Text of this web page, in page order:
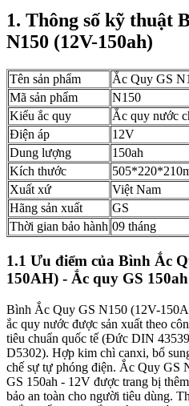
1. Thông số kỹ thuật
N150 (12V-150ah)
Tên sản phẩm
Ắc Quy GS
Mã sản phẩm
N150
Kiểu ắc quy
Ắc quy nước
Điện áp
12V
Dung lượng
150ah
Kích thước
Xuất xứ
Việt Nam
Hãng sản xuất
GS
Thời gian bảo hành 09 tháng
1.1 Ưu điểm của Bình Ắc
150AH) - Ắc quy GS
Bình Ắc Quy GS N150 (12V-
ắc quy nước được sản xuất theo
tiêu chuẩn quốc tế (Đức DIN
D5302). Hợp kim chì canxi, bổ
chế sự tự phóng điện. Ắc Quy
GS 150ah - 12V được trang bị
bảo an toàn cho người tiêu dùng.